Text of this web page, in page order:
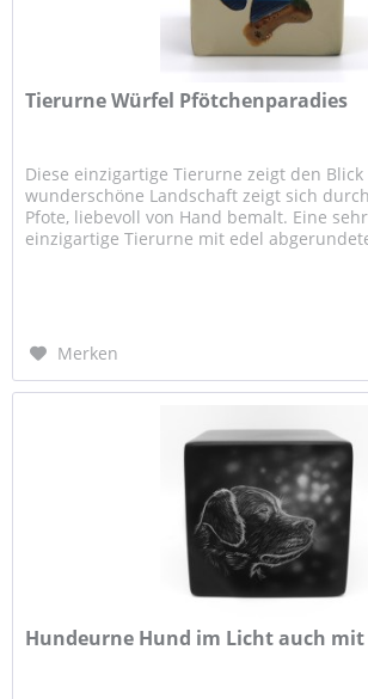
Tierurne Würfel Pfötchenparadies
Diese einzigartige Tierurne zeigt den Blick
wunderschöne Landschaft zeigt sich
Pfote, liebevoll von Hand bemalt. Eine
einzigartige Tierurne mit edel
Merken
Hundeurne Hund im Licht auch